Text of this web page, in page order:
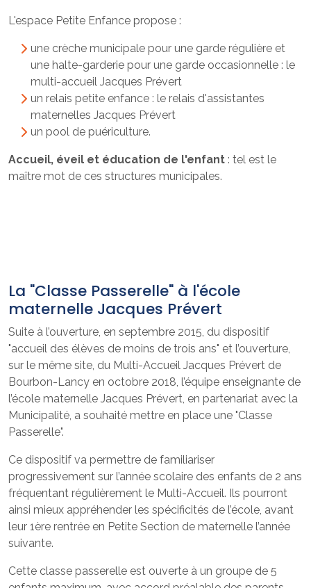
L'espace Petite Enfance propose :
une crèche municipale pour une garde régulière et
une halte-garderie pour une garde occasionnelle : le
multi-accueil Jacques Prévert
un relais petite enfance : le relais d'assistantes
maternelles Jacques Prévert
un pool de puériculture.
Accueil, éveil et éducation de l'enfant : tel est le
maître mot de ces structures municipales.
La "Classe Passerelle" à l'école
maternelle Jacques Prévert
Suite à l’ouverture, en septembre 2015, du dispositif
"accueil des élèves de moins de trois ans" et l’ouverture,
sur le même site, du Multi-Accueil Jacques Prévert de
Bourbon-Lancy en octobre 2018, l’équipe enseignante de
l’école maternelle Jacques Prévert, en partenariat avec la
Municipalité, a souhaité mettre en place une "Classe
Passerelle".
Ce dispositif va permettre de familiariser
progressivement sur l’année scolaire des enfants de 2 ans
fréquentant régulièrement le Multi-Accueil. Ils pourront
ainsi mieux appréhender les spécificités de l’école, avant
leur 1ère rentrée en Petite Section de maternelle l’année
suivante.
Cette classe passerelle est ouverte à un groupe de 5